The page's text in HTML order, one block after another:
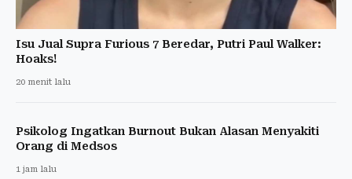
Isu Jual Supra Furious 7 Beredar, Putri Paul Walker:
Hoaks!
20 menit lalu
Psikolog Ingatkan Burnout Bukan Alasan Menyakiti
Orang di Medsos
1 jam lalu